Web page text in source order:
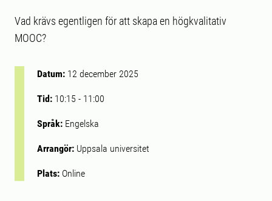
Vad krävs egentligen för att skapa en högkvalitativ
MOOC?
Datum: 12 december 2025
Tid: 10:15 - 11:00
Språk: Engelska
Arrangör: Uppsala universitet
Plats: Online